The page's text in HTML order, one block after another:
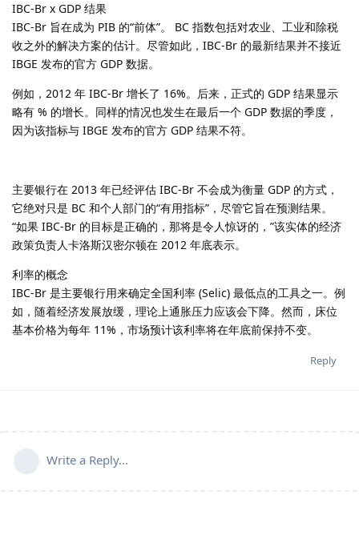
IBC-Br x GDP 结果
IBC-Br 旨在成为 PIB 的“前体”。 BC 指数包括对农业、工业和除税
收之外的解决方案的估计。尽管如此，IBC-Br 的最新结果并不接近
IBGE 发布的官方 GDP 数据。
例如，2012 年 IBC-Br 增长了 16%。后来，正式的 GDP 结果显示
略有 % 的增长。同样的情况也发生在最后一个 GDP 数据的季度，
因为该指标与 IBGE 发布的官方 GDP 结果不符。
主要银行在 2013 年已经评估 IBC-Br 不会成为衡量 GDP 的方式，
它绝对只是 BC 和个人部门的“有用指标”，尽管它旨在预测结果。
“如果 IBC-Br 的目标是正确的，那将是令人惊讶的，”该实体的经济
政策负责人卡洛斯汉密尔顿在 2012 年底表示。
利率的概念
IBC-Br 是主要银行用来确定全国利率 (Selic) 最低点的工具之一。例
如，随着经济发展放缓，理论上通胀压力应该会下降。然而，床位
基本价格为每年 11%，市场预计该利率将在年底前保持不变。
Reply
Write a Reply...